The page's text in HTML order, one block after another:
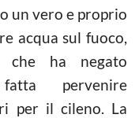
un vero e proprio
acqua sul fuoco,
che ha negato
pervenire
per il cileno. La